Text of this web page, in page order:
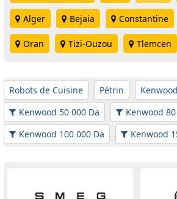
Alger Bejaia Constantine
Oran Tizi-Ouzou Tlemcen
Robots de Cuisine Pétrin
Kenwood
Kenwood 50 000 Da
Kenwood
Kenwood 100 000 Da
Kenwood